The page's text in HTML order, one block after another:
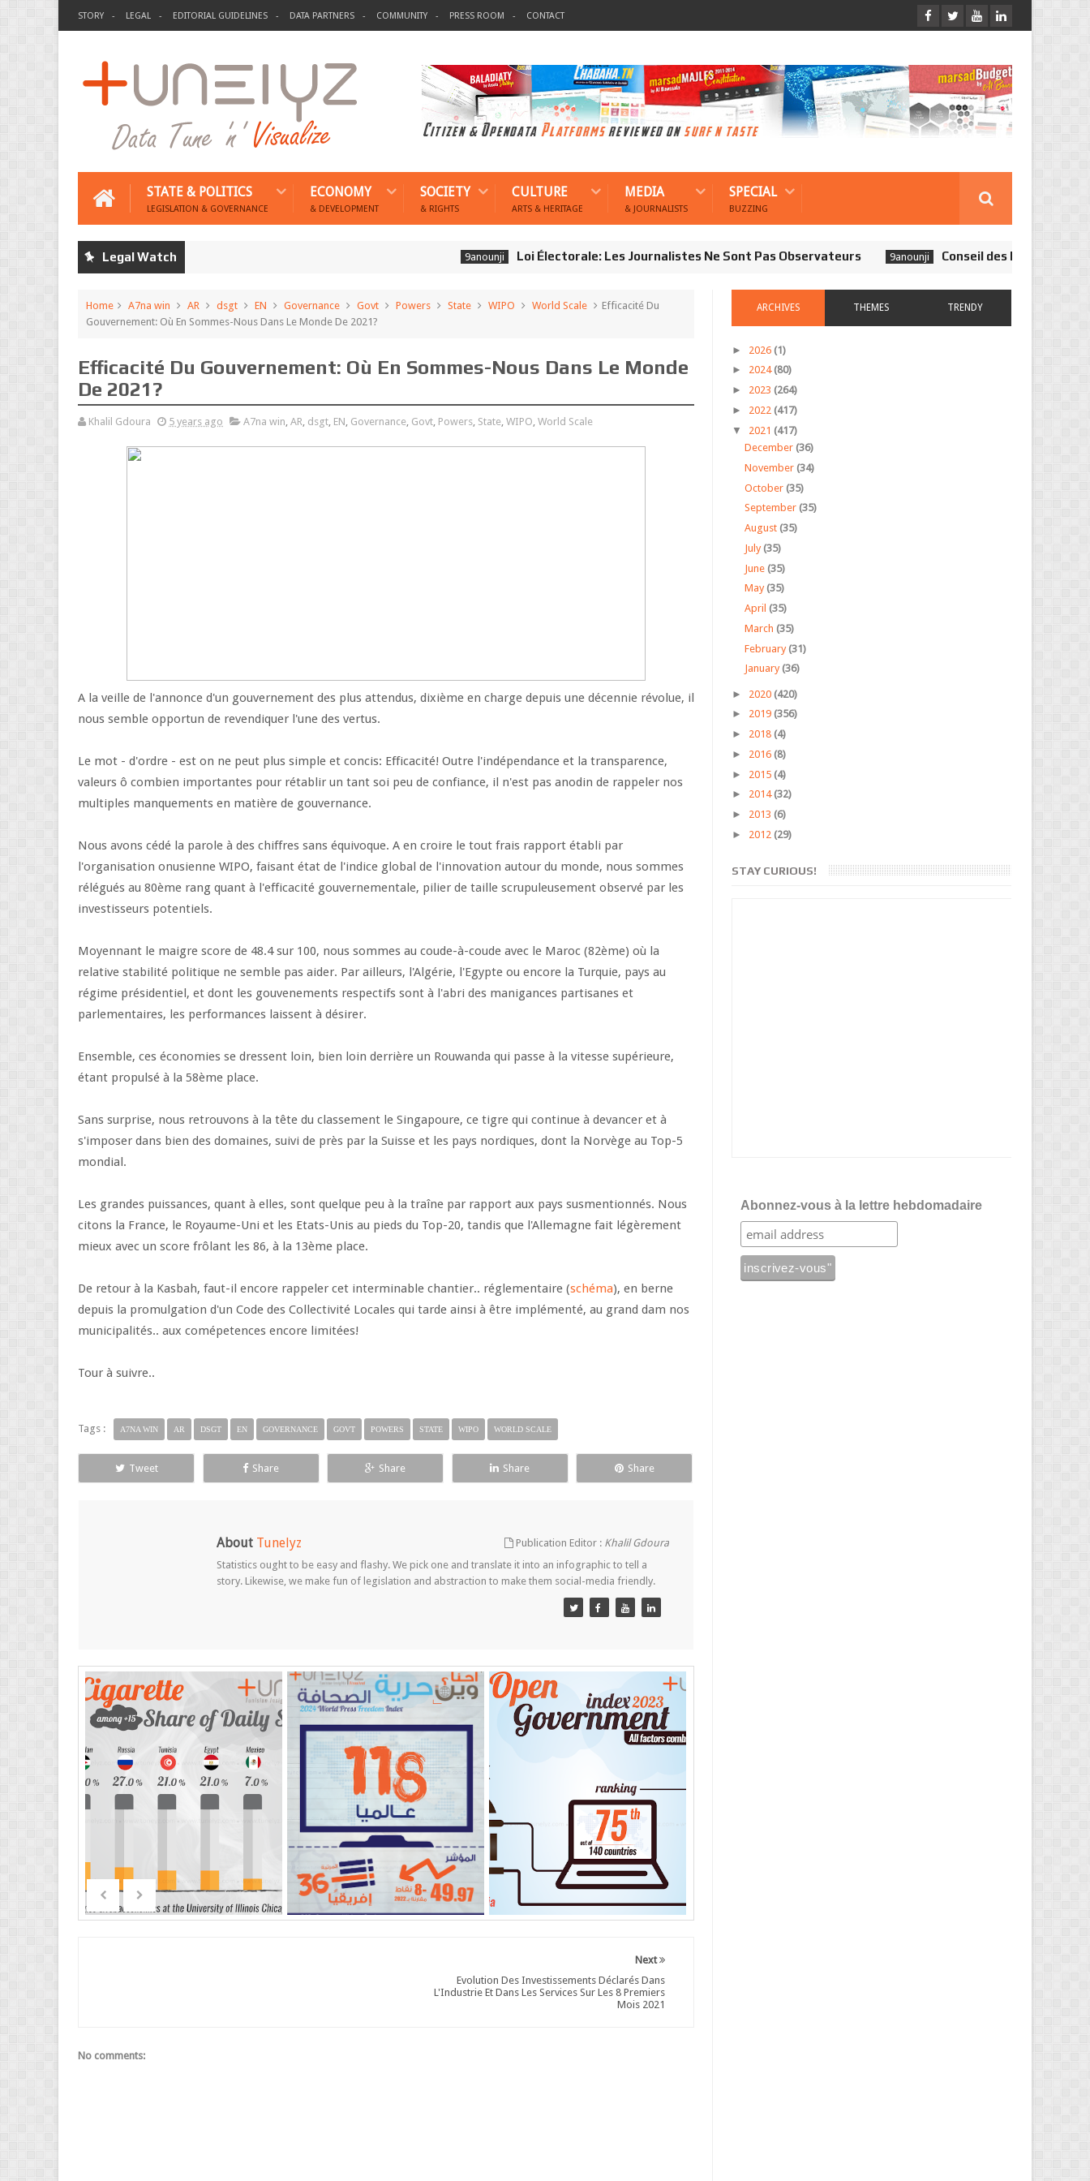
STORY LEGAL EDITORIAL GUIDELINES DATA PARTNERS COMMUNITY PRESS ROOM CONTACT
STATE & POLITICS
LEGISLATION & GOVERNANCE
ECONOMY
& DEVELOPMENT
SOCIETY
& RIGHTS
CULTURE
ARTS & HERITAGE
MEDIA
& JOURNALISTS
SPECIAL
BUZZING
Legal Watch Loi Électorale: Les Journalistes Ne Sont Pas Observateurs 9anounji Conseil des Régions: Une
Home A7na win AR dsgt EN Governance Govt Powers State WIPO World Scale
Efficacité Du
Gouvernement: Où En Sommes-Nous Dans Le Monde De 2021?
Efficacité Du Gouvernement: Où En Sommes-Nous Dans Le Monde
De 2021?
Khalil Gdoura 5 years ago A7na win, AR, dsgt, EN, Governance, Govt, Powers, State, WIPO, World Scale
A la veille de l'annonce d'un gouvernement des plus attendus, dixième en charge depuis une décennie révolue, il
nous semble opportun de revendiquer l'une des vertus.
Le mot - d'ordre - est on ne peut plus simple et concis: Efficacité! Outre l'indépendance et la transparence,
valeurs ô combien importantes pour rétablir un tant soi peu de confiance, il n'est pas anodin de rappeler nos
multiples manquements en matière de gouvernance.
Nous avons cédé la parole à des chiffres sans équivoque. A en croire le tout frais rapport établi par
l'organisation onusienne WIPO, faisant état de l'indice global de l'innovation autour du monde, nous sommes
rélégués au 80ème rang quant à l'efficacité gouvernementale, pilier de taille scrupuleusement observé par les
investisseurs potentiels.
Moyennant le maigre score de 48.4 sur 100, nous sommes au coude-à-coude avec le Maroc (82ème) où la
relative stabilité politique ne semble pas aider. Par ailleurs, l'Algérie, l'Egypte ou encore la Turquie, pays au
régime présidentiel, et dont les gouvenements respectifs sont à l'abri des manigances partisanes et
parlementaires, les performances laissent à désirer.
Ensemble, ces économies se dressent loin, bien loin derrière un Rouwanda qui passe à la vitesse supérieure,
étant propulsé à la 58ème place.
Sans surprise, nous retrouvons à la tête du classement le Singapoure, ce tigre qui continue à devancer et à
s'imposer dans bien des domaines, suivi de près par la Suisse et les pays nordiques, dont la Norvège au Top-5
mondial.
Les grandes puissances, quant à elles, sont quelque peu à la traîne par rapport aux pays susmentionnés. Nous
citons la France, le Royaume-Uni et les Etats-Unis au pieds du Top-20, tandis que l'Allemagne fait légèrement
mieux avec un score frôlant les 86, à la 13ème place.
De retour à la Kasbah, faut-il encore rappeler cet interminable chantier.. réglementaire (schéma), en berne
depuis la promulgation d'un Code des Collectivité Locales qui tarde ainsi à être implémenté, au grand dam nos
municipalités.. aux comépetences encore limitées!
Tour à suivre..
Tags : A7NA WIN AR DSGT EN GOVERNANCE GOVT POWERS STATE WIPO WORLD SCALE
Tweet Share Share Share Share
About Tunelyz Publication Editor : Khalil Gdoura
Statistics ought to be easy and flashy. We pick one and translate it into an infographic to tell a
story. Likewise, we make fun of legislation and abstraction to make them social-media friendly.
Next
Evolution Des Investissements Déclarés Dans
L'Industrie Et Dans Les Services Sur Les 8 Premiers
Mois 2021
No comments:
ARCHIVES THEMES TRENDY
► 2026 (1)
► 2024 (80)
► 2023 (264)
► 2022 (417)
▼ 2021 (417)
December (36)
November (34)
October (35)
September (35)
August (35)
July (35)
June (35)
May (35)
April (35)
March (35)
February (31)
January (36)
► 2020 (420)
► 2019 (356)
► 2018 (4)
► 2016 (8)
► 2015 (4)
► 2014 (32)
► 2013 (6)
► 2012 (29)
STAY CURIOUS!
Abonnez-vous à la lettre hebdomadaire